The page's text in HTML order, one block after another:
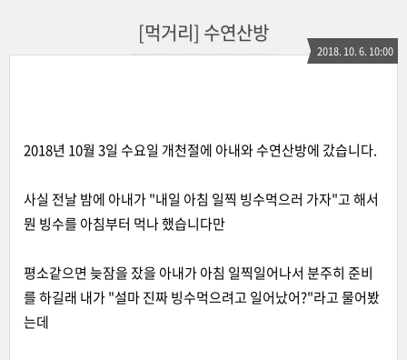
[먹거리] 수연산방
2018. 10. 6. 10:00
2018년 10월 3일 수요일 개천절에 아내와 수연산방에 갔습니다.
사실 전날 밤에 아내가 "내일 아침 일찍 빙수먹으러 가자"고 해서
뭔 빙수를 아침부터 먹나 했습니다만
평소같으면 늦잠을 잤을 아내가 아침 일찍일어나서 분주히 준비
를 하길래 내가 "설마 진짜 빙수먹으려고 일어났어?"라고 물어봤
는데